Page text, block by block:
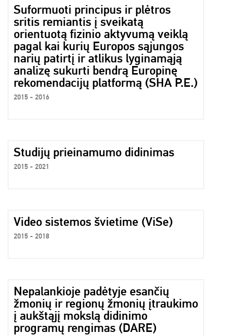
Suformuoti principus ir plėtros
sritis remiantis į sveikatą
orientuotą fizinio aktyvumą veiklą
pagal kai kurių Europos sąjungos
narių patirtį ir atlikus lyginamąją
analizę sukurti bendrą Europinę
rekomendacijų platformą (SHA P.E.)
2015 - 2016
Studijų prieinamumo didinimas
2015 - 2021
Video sistemos švietime (ViSe)
2015 - 2018
Nepalankioje padėtyje esančių
žmonių ir regionų žmonių įtraukimo
į aukštąjį mokslą didinimo
programų rengimas (DARE)